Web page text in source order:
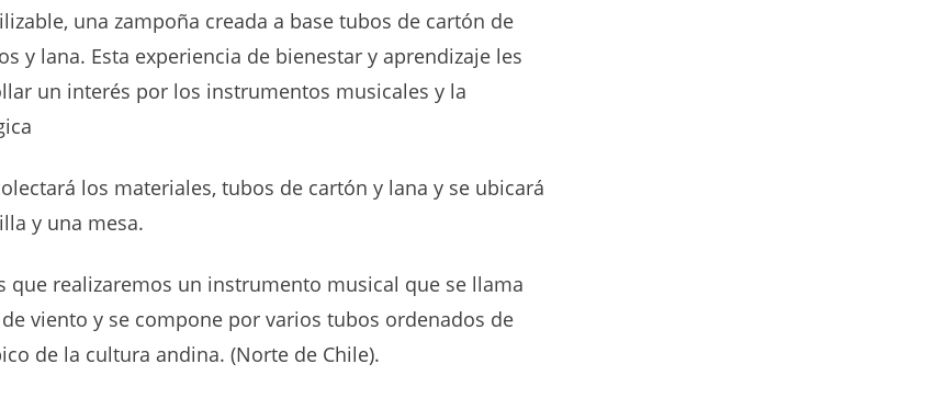
una zampoña creada a base tubos de cartón de
y lana. Esta experiencia de bienestar y aprendizaje les
un interés por los instrumentos musicales y la
los materiales, tubos de cartón y lana y se ubicará
y una mesa.
que realizaremos un instrumento musical que se llama
viento y se compone por varios tubos ordenados de
de la cultura andina. (Norte de Chile).